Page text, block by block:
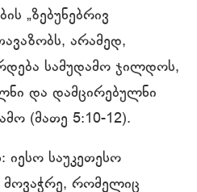
„ზებუნებრივ
არამედ,
სამუდამო ჯილდოს,
და დამცირებულნი
(მათე 5:10-12).
საუკეთესო
მოვაჭრე, რომელიც